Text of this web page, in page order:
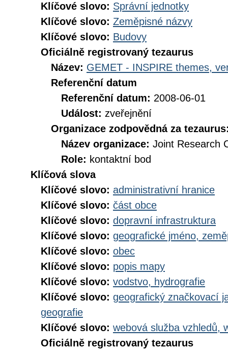
Klíčové slovo: Správní jednotky
Klíčové slovo: Zeměpisné názvy
Klíčové slovo: Budovy
Oficiálně registrovaný tezaurus
Název: GEMET - INSPIRE themes,
Referenční datum
Referenční datum: 2008-06-01
Událost: zveřejnění
Organizace zodpovědná za
Název organizace: Joint Research
Role: kontaktní bod
Klíčová slova
Klíčové slovo: administrativní hranice
Klíčové slovo: část obce
Klíčové slovo: dopravní infrastruktura
Klíčové slovo: geografické jméno,
Klíčové slovo: obec
Klíčové slovo: popis mapy
Klíčové slovo: vodstvo, hydrografie
Klíčové slovo: geografický značkovací
geografie
Klíčové slovo: webová služba vzhledů,
Oficiálně registrovaný tezaurus